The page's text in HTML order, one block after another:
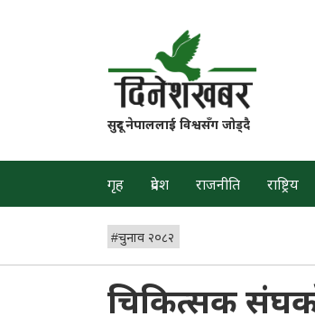
सुदूर नेपाललाई विश्वसँग जोड्दै
गृह प्रदेश राजनीति राष्ट्रिय
#चुनाव २०८२
चिकित्सक